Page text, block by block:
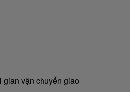
gian vận chuyển giao